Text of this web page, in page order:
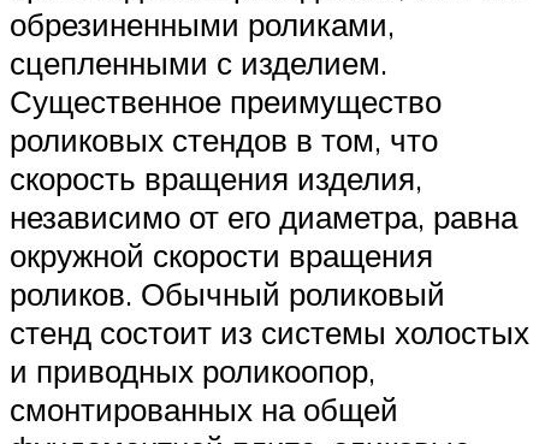
обрезиненными роликами,
сцепленными с изделием.
Существенное преимущество
роликовых стендов в том, что
скорость вращения изделия,
независимо от его диаметра, равна
окружной скорости вращения
роликов. Обычный роликовый
стенд состоит из системы холостых
и приводных роликоопор,
смонтированных на общей